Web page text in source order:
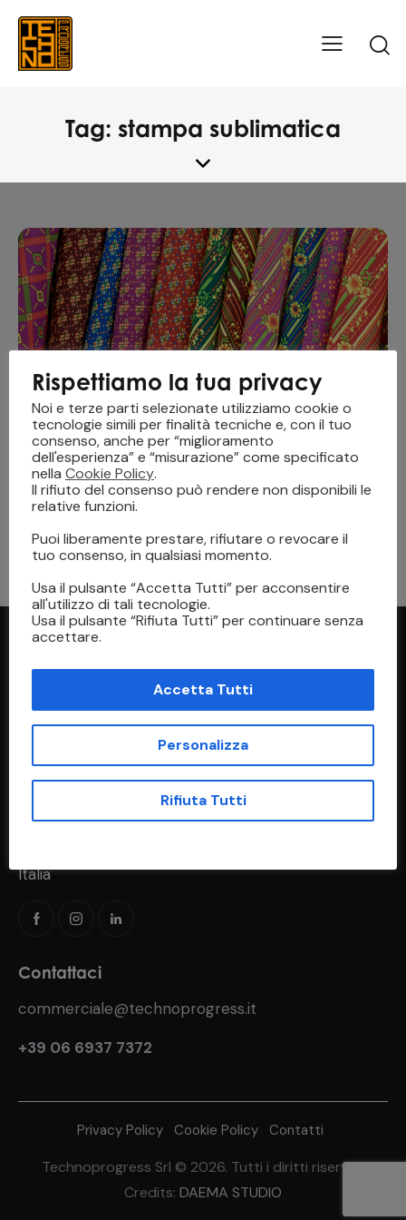
Tag: stampa sublimatica
Cos’è la Sublimazione
Indirizzo
Via del Fosso di S. Andrea, 183
Italia
Contattaci
commerciale@technoprogress.it
+39 06 6937 7372
Privacy Policy Cookie Policy Contatti
Technoprogress Srl © 2026. Tutti i diritti riservati
Credits: DAEMA STUDIO
Rispettiamo la tua privacy
Noi e terze parti selezionate utilizziamo cookie o
tecnologie simili per finalità tecniche e, con il tuo
consenso, anche per “miglioramento
dell'esperienza” e “misurazione” come specificato
nella Cookie Policy.
Il rifiuto del consenso può rendere non disponibili le
relative funzioni.
Puoi liberamente prestare, rifiutare o revocare il
tuo consenso, in qualsiasi momento.
Usa il pulsante “Accetta Tutti” per acconsentire
all'utilizzo di tali tecnologie.
Usa il pulsante “Rifiuta Tutti” per continuare senza
accettare.
Accetta Tutti
Personalizza
Rifiuta Tutti